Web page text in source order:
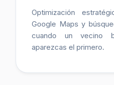
Optimización
Google Maps y
cuando un vecino
aparezcas el primero.